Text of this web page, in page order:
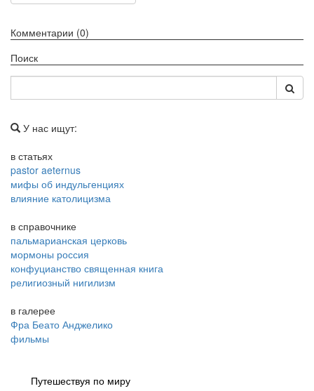
Комментарии (0)
Поиск
У нас ищут:
в статьях
pastor aeternus
мифы об индульгенциях
влияние католицизма
в справочнике
пальмарианская церковь
мормоны россия
конфуцианство священная книга
религиозный нигилизм
в галерее
Фра Беато Анджелико
фильмы
Путешествуя по миру